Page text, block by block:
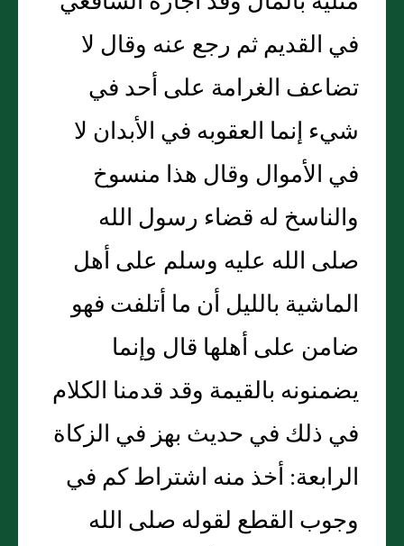
في القديم ثم رجع عنه وقال لا
تضاعف الغرامة على أحد في
شيء إنما العقوبه في الأبدان لا
في الأموال وقال هذا منسوخ
والناسخ له قضاء رسول الله
صلى الله عليه وسلم على أهل
الماشية بالليل أن ما أتلفت فهو
ضامن على أهلها قال وإنما
يضمنونه بالقيمة وقد قدمنا الكلام
في ذلك في حديث بهز في الزكاة
الرابعة: أخذ منه اشتراط كم في
وجوب القطع لقوله صلى الله